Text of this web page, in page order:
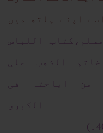
اپنے ہاتھ میں
اللباس
الذھب علی
من اباحتہ فی
الکبری